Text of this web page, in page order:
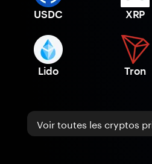
USDC XRP
Lido Tron
Voir toutes les cryptos